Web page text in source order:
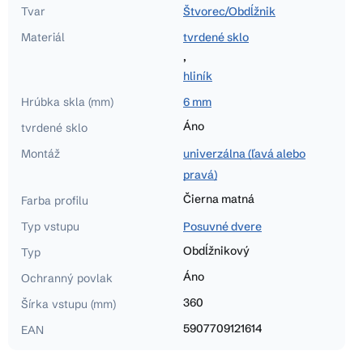
Tvar
Štvorec/Obdĺžnik
Materiál
tvrdené sklo
,
hliník
Hrúbka skla (mm)
6 mm
tvrdené sklo
Áno
Montáž
univerzálna (ľavá alebo
pravá)
Farba profilu
Čierna matná
Typ vstupu
Posuvné dvere
Typ
Obdĺžnikový
Ochranný povlak
Áno
Šírka vstupu (mm)
360
EAN
5907709121614